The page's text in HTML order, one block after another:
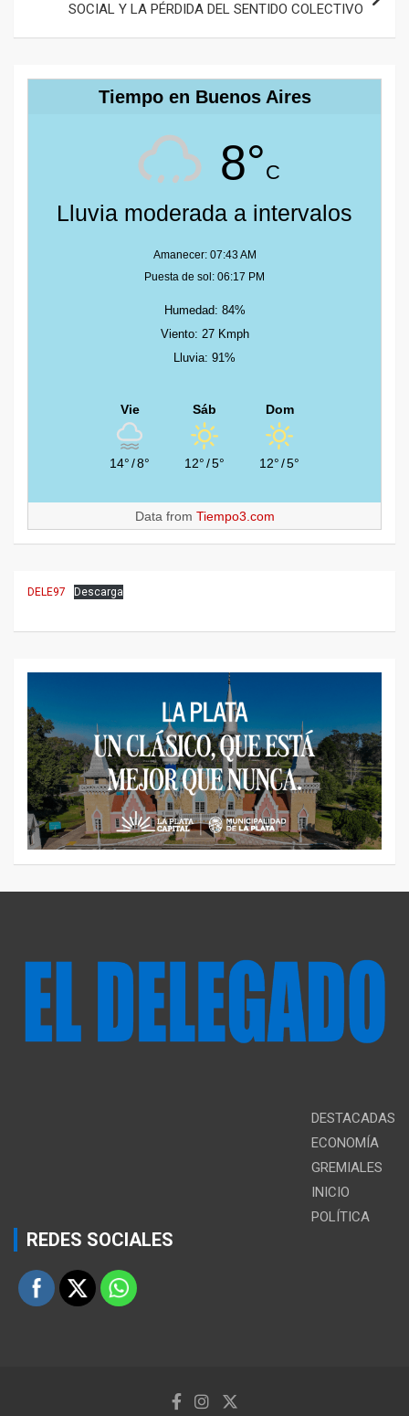
SOCIAL Y LA PÉRDIDA DEL SENTIDO COLECTIVO
Tiempo en Buenos Aires
8°C
Lluvia moderada a intervalos
Amanecer: 07:43 AM
Puesta de sol: 06:17 PM
Humedad: 84%
Viento: 27 Kmph
Lluvia: 91%
Vie
14°/8°
Sáb
12°/5°
Dom
12°/5°
Data from Tiempo3.com
DELE97 Descarga
DESTACADAS
ECONOMÍA
GREMIALES
INICIO
POLÍTICA
REDES SOCIALES